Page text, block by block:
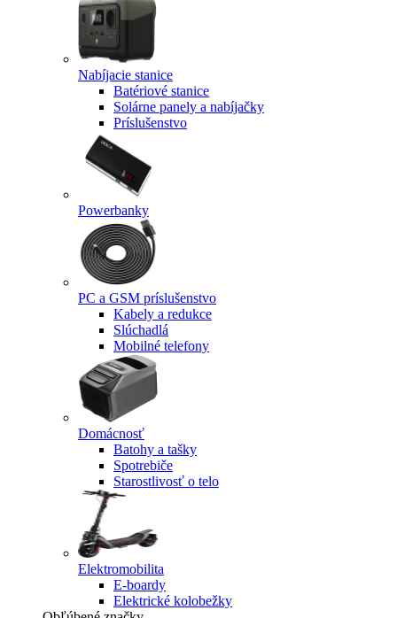
Nabíjacie stanice
Batériové stanice
Solárne panely a nabíjačky
Príslušenstvo
Powerbanky
PC a GSM príslušenstvo
Kabely a redukce
Slúchadlá
Mobilné telefony
Domácnosť
Batohy a tašky
Spotrebiče
Starostlivosť o telo
Elektromobilita
E-boardy
Elektrické kolobežky